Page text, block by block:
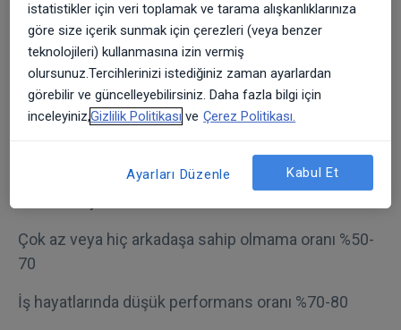
DEHB, ebeveynlerin ve öğretenlerin davranış
problemlerinden kaynaklı değildir. DEHB genetik
nedenli, nörobiyolojik bir hastalıktır.
İzlem Çalışmaları Ortaya Koymuştur ki;
Çok az veya hiç arkadaşa sahip olmama oranı %50-
70
İş hayatlarında düşük performans oranı %70-80
istatistikler için veri toplamak ve tarama alışkanlıklarınıza
göre size içerik sunmak için çerezleri (veya benzer
teknolojileri) kullanmasına izin vermiş
olursunuz.Tercihlerinizi istediğiniz zaman ayarlardan
görebilir ve güncelleyebilirsiniz. Daha fazla bilgi için
inceleyiniz,Gizlilik Politikası ve Çerez Politikası.
Ayarları Düzenle Kabul Et